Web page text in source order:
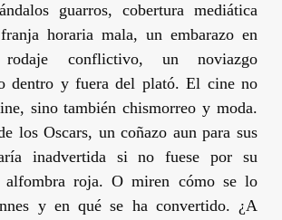
guarros, cobertura mediática
horaria mala, un embarazo en
conflictivo, un noviazgo
dentro y fuera del plató. El cine no
sino también chismorreo y moda.
los Oscars, un coñazo aun para sus
inadvertida si no fuese por su
alfombra roja. O miren cómo se lo
y en qué se ha convertido. ¿A